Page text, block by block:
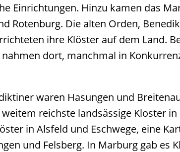
Einrichtungen. Hinzu kamen das
Rotenburg. Die alten Orden,
ihre Klöster auf dem Land.
dort, manchmal in
waren Hasungen und
reichste landsässige Kloster
in Alsfeld und Eschwege, eine
und Felsberg. In Marburg gab es